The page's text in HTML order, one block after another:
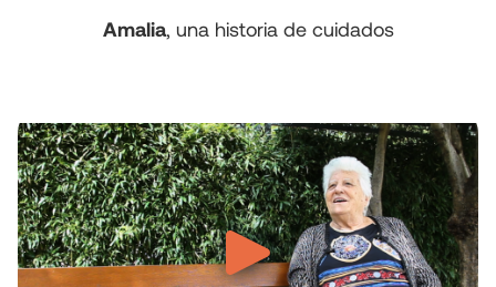
Amalia, una historia de cuidados